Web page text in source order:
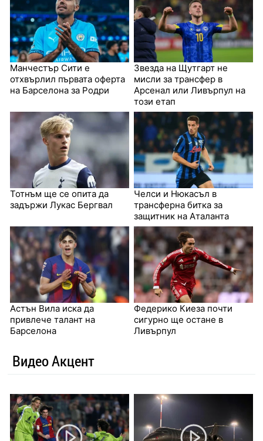
Манчестър Сити е
отхвърлил първата оферта
на Барселона за Родри
Звезда на Щутгарт не
мисли за трансфер в
Арсенал или Ливърпул на
този етап
Тотнъм ще се опита да
задържи Лукас Бергвал
Челси и Нюкасъл в
трансферна битка за
защитник на Аталанта
Астън Вила иска да
привлече талант на
Барселона
Федерико Киеза почти
сигурно ще остане в
Ливърпул
Видео Акцент